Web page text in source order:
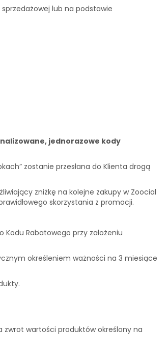
lub na podstawie
jednorazowe kody
zostanie przesłana do Klienta drogą
zniżkę na kolejne zakupy w Zoocial
skorzystania z promocji.
Rabatowego przy założeniu
określeniem ważności na 3 miesiące
wartości produktów określony na